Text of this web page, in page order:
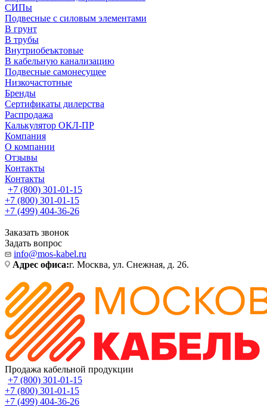
СИПы
Подвесные с силовым элементами
В грунт
В трубы
Внутриобеъктовые
В кабельную канализацию
Подвесные самонесущее
Низкочастотные
Бренды
Сертификаты дилерства
Распродажа
Калькулятор ОКЛ-ПР
Компания
О компании
Отзывы
Контакты
Контакты
+7 (800) 301-01-15
+7 (800) 301-01-15
+7 (499) 404-36-26
Заказать звонок
Задать вопрос
info@mos-kabel.ru
Адрес офиса:г. Москва, ул. Снежная, д. 26.
Продажа кабельной продукции
+7 (800) 301-01-15
+7 (800) 301-01-15
+7 (499) 404-36-26